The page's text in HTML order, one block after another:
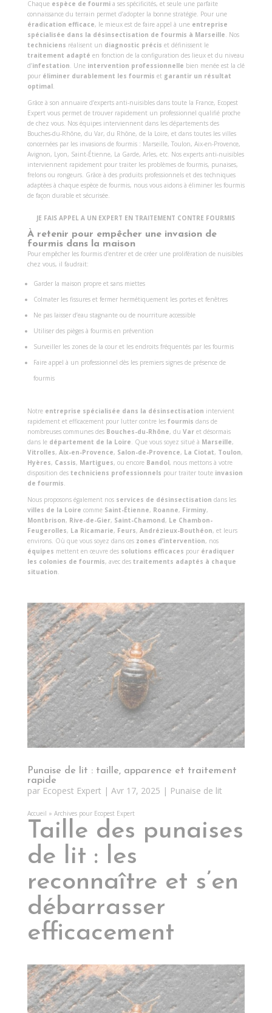
Chaque espèce de fourmia ses spécificités, et seule une parfaite
connaissance du terrain permet d’adopter la bonne stratégie. Pour une
éradication efficace, le mieux est de faire appel à une entreprise
spécialisée dans la désinsectisation de fourmis à Marseille. Nos
techniciens réalisent un diagnostic précis et définissent le
traitement adapté en fonction de la configuration des lieux et du niveau
d’infestation. Une intervention professionnelle bien menée est la clé
pour éliminer durablement les fourmis et garantir un résultat
optimal.
Grâce à son annuaire d’experts anti-nuisibles dans toute la France, Ecopest
Expert vous permet de trouver rapidement un professionnel qualifié proche
de chez vous. Nos équipes interviennent dans les départements des
Bouches-du-Rhône, du Var, du Rhône, de la Loire, et dans toutes les villes
concernées par les invasions de fourmis : Marseille, Toulon, Aix-en-Provence,
Avignon, Lyon, Saint-Étienne, La Garde, Arles, etc. Nos experts anti-nuisibles
interviennent rapidement pour traiter les problèmes de fourmis, punaises,
frelons ou rongeurs. Grâce à des produits professionnels et des techniques
adaptées à chaque espèce de fourmis, nous vous aidons à éliminer les fourmis
de façon durable et sécurisée.
JE FAIS APPEL A UN EXPERT EN TRAITEMENT CONTRE FOURMIS
À retenir pour empêcher une invasion de
fourmis dans la maison
Pour empêcher les fourmis d’entrer et de créer une prolifération de nuisibles
chez vous, il faudrait:
Garder la maison propre et sans miettes
Colmater les fissures et fermer hermétiquement les portes et fenêtres
Ne pas laisser d’eau stagnante ou de nourriture accessible
Utiliser des pièges à fourmis en prévention
Surveiller les zones de la cour et les endroits fréquentés par les fourmis
Faire appel à un professionnel dès les premiers signes de présence de
fourmis
Notre entreprise spécialisée dans la désinsectisation intervient
rapidement et efficacement pour lutter contre les fourmis dans de
nombreuses communes des Bouches-du-Rhône, du Varet désormais
dans le département de la Loire. Que vous soyez situé à Marseille,
Vitrolles, Aix-en-Provence, Salon-de-Provence, La Ciotat, Toulon,
Hyères, Cassis, Martigues, ou encore Bandol, nous mettons à votre
disposition des techniciens professionnels pour traiter toute invasion
de fourmis.
Nous proposons également nos services de désinsectisation dans les
villes de la Loire comme Saint-Étienne, Roanne, Firminy,
Montbrison, Rive-de-Gier, Saint-Chamond, Le Chambon-
Feugerolles, La Ricamarie, Feurs, Andrézieux-Bouthéon, et leurs
environs. Où que vous soyez dans ces zones d’intervention, nos
équipes mettent en œuvre des solutions efficaces pour éradiquer
les colonies de fourmis, avec des traitements adaptés à chaque
situation.
Punaise de lit : taille, apparence et traitement
rapide
par Ecopest Expert | Avr 17, 2025 | Punaise de lit
Accueil » Archives pour Ecopest Expert
Taille des punaises
de lit : les
reconnaître et s’en
débarrasser
efficacement